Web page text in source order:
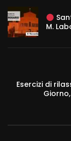
M.
Esercizi di